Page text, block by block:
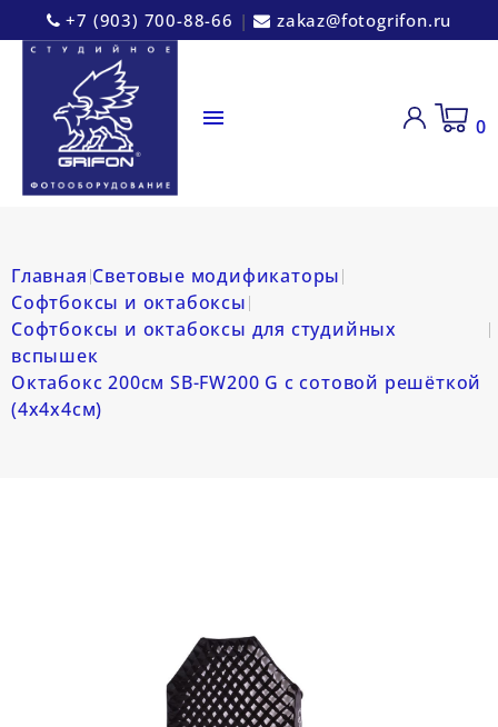
+7 (903) 700-88-66 | zakaz@fotogrifon.ru
 0
Главная Световые модификаторы
Софтбоксы и октабоксы
Софтбоксы и октабоксы для студийных
вспышек
Октабокс 200см SB-FW200 G с сотовой решёткой
(4х4х4см)